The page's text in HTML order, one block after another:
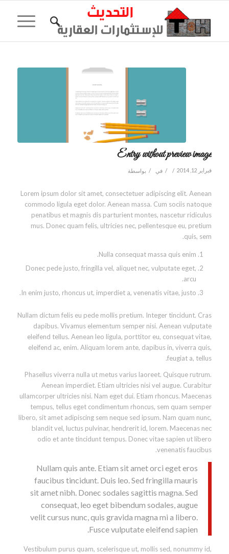
Entry without preview image
فبراير 12, 2014 /
/ في / بواسطة
Lorem ipsum dolor sit amet, consectetuer adipiscing elit. Aenean
commodo ligula eget dolor. Aenean massa. Cum sociis natoque
penatibus et magnis dis parturient montes, nascetur ridiculus
mus. Donec quam felis, ultricies nec, pellentesque eu, pretium
quis, sem.
Nulla consequat massa quis enim.
Donec pede justo, fringilla vel, aliquet nec, vulputate eget,
arcu.
In enim justo, rhoncus ut, imperdiet a, venenatis vitae, justo.
Nullam dictum felis eu pede mollis pretium. Integer tincidunt. Cras
dapibus. Vivamus elementum semper nisi. Aenean vulputate
eleifend tellus. Aenean leo ligula, porttitor eu, consequat vitae,
eleifend ac, enim. Aliquam lorem ante, dapibus in, viverra quis,
feugiat a, tellus.
Phasellus viverra nulla ut metus varius laoreet. Quisque rutrum.
Aenean imperdiet. Etiam ultricies nisi vel augue. Curabitur
ullamcorper ultricies nisi. Nam eget dui. Etiam rhoncus. Maecenas
tempus, tellus eget condimentum rhoncus, sem quam semper
libero, sit amet adipiscing sem neque sed ipsum. Nam quam nunc,
blandit vel, luctus pulvinar, hendrerit id, lorem. Maecenas nec
odio et ante tincidunt tempus. Donec vitae sapien ut libero
venenatis faucibus.
Nullam quis ante. Etiam sit amet orci eget eros
faucibus tincidunt. Duis leo. Sed fringilla mauris
sit amet nibh. Donec sodales sagittis magna. Sed
consequat, leo eget bibendum sodales, augue
velit cursus nunc, quis gravida magna mi a libero.
Fusce vulputate eleifend sapien.
Vestibulum purus quam, scelerisque ut, mollis sed, nonummy id,